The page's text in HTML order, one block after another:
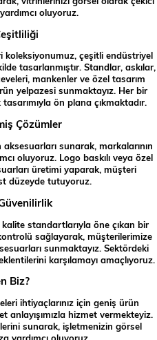
oluyoruz.
çeşitli endüstriyel
tasarlanmıştır. Standlar, askılar,
mankenler ve özel tasarım
yelpazesi sunmaktayız. Her bir
ön plana çıkmaktadır.
Çözümler
sunarak, markalarının
oluyoruz. Logo baskılı veya özel
üretimi yaparak, müşteri
düzeyde tutuyoruz.
standartlarıyla öne çıkan bir
sağlayarak, müşterilerimize
sunmaktayız. Sektördeki
karşılamayı amaçlıyoruz.
Biz?
ihtiyaçlarınız için geniş ürün
anlayışımızla hizmet vermekteyiz.
sunarak, işletmenizin görsel